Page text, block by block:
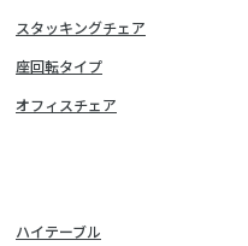
スタッキングチェア
座回転タイプ
オフィスチェア
ハイテーブル